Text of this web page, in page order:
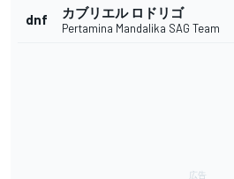
dnf カブリエル ロドリゴ
Pertamina Mandalika SAG Team